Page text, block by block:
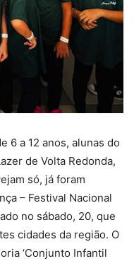
6 a 12 anos, alunas do
de Volta Redonda,
só, já foram
– Festival Nacional
no sábado, 20, que
cidades da região. O
‘Conjunto Infantil